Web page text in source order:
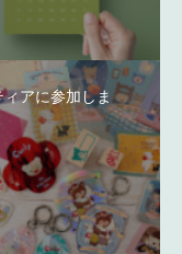
ィアに参加しま